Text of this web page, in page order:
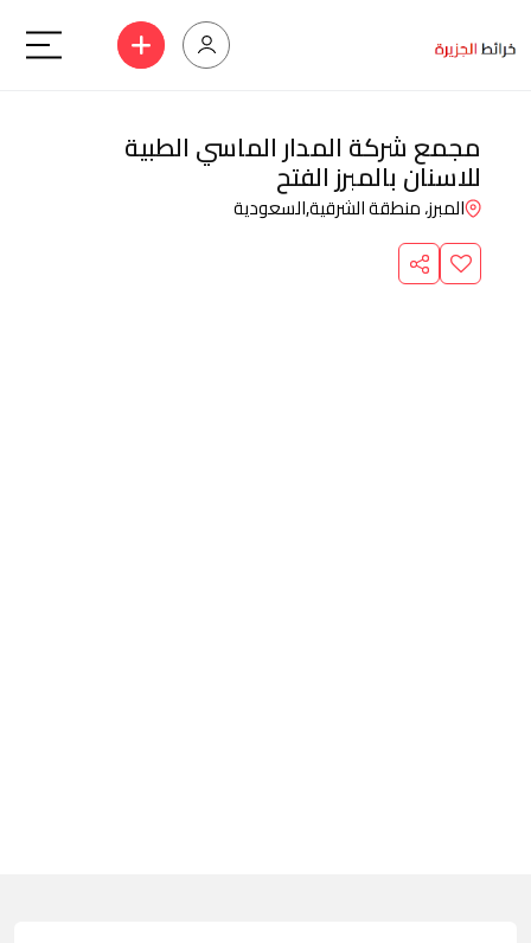
مجمع شركة المدار الماسي الطبية
للاسنان بالمبرز الفتح
المبرز، منطقة الشرقية,السعودية